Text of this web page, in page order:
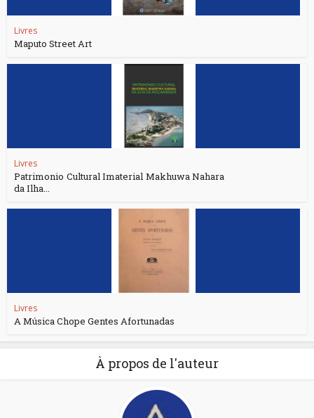
Livres
Maputo Street Art
Livres
Patrimonio Cultural Imaterial Makhuwa Nahara
da Ilha...
Livres
A Música Chope Gentes Afortunadas
À propos de l'auteur